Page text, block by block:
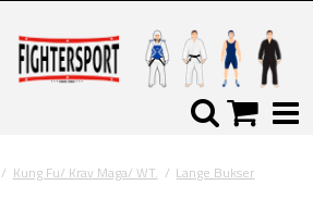
/ Kung Fu/ Krav Maga/ WT. / Lange Bukser